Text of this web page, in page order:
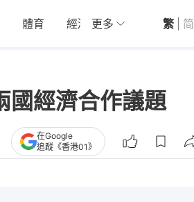
體育 經濟 01深圳 觀點
更多 繁 简
經濟合作議題
在Google
追蹤《香港01》